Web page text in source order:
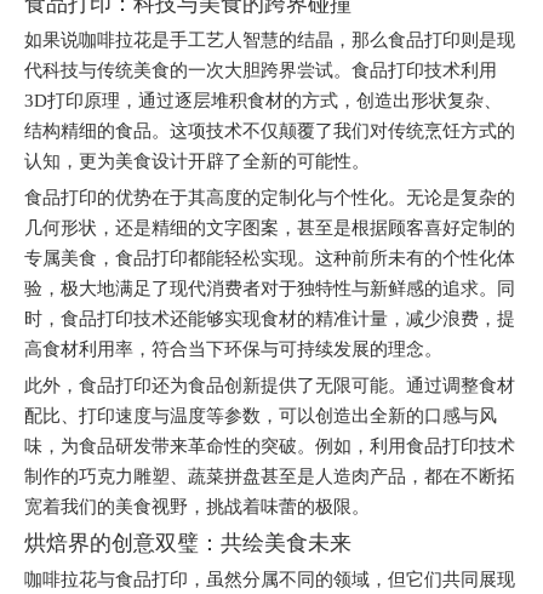
如果说咖啡拉花是手工艺人智慧的结晶，那么食品打印则是现
代科技与传统美食的一次大胆跨界尝试。食品打印技术利用
3D打印原理，通过逐层堆积食材的方式，创造出形状复杂、
结构精细的食品。这项技术不仅颠覆了我们对传统烹饪方式的
认知，更为美食设计开辟了全新的可能性。
食品打印的优势在于其高度的定制化与个性化。无论是复杂的
几何形状，还是精细的文字图案，甚至是根据顾客喜好定制的
专属美食，食品打印都能轻松实现。这种前所未有的个性化体
验，极大地满足了现代消费者对于独特性与新鲜感的追求。同
时，食品打印技术还能够实现食材的精准计量，减少浪费，提
高食材利用率，符合当下环保与可持续发展的理念。
此外，食品打印还为食品创新提供了无限可能。通过调整食材
配比、打印速度与温度等参数，可以创造出全新的口感与风
味，为食品研发带来革命性的突破。例如，利用食品打印技术
制作的巧克力雕塑、蔬菜拼盘甚至是人造肉产品，都在不断拓
宽着我们的美食视野，挑战着味蕾的极限。
烘焙界的创意双璧：共绘美食未来
咖啡拉花与食品打印，虽然分属不同的领域，但它们共同展现